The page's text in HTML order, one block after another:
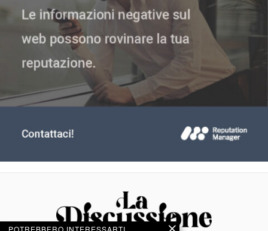
POTREBBERO INTERESSARTI